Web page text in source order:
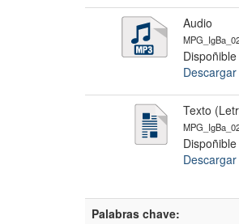
Audio
Texto
Palabras chave: